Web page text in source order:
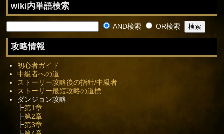
wiki内単語検索
AND検索 OR検索
↑
攻略情報
初心者ガイド
中級者への道
ストーリー攻略後の指針/中級者
ストーリー最短攻略の道標
ダンジョン攻略
┣第1章
┣第2章
┣第3章